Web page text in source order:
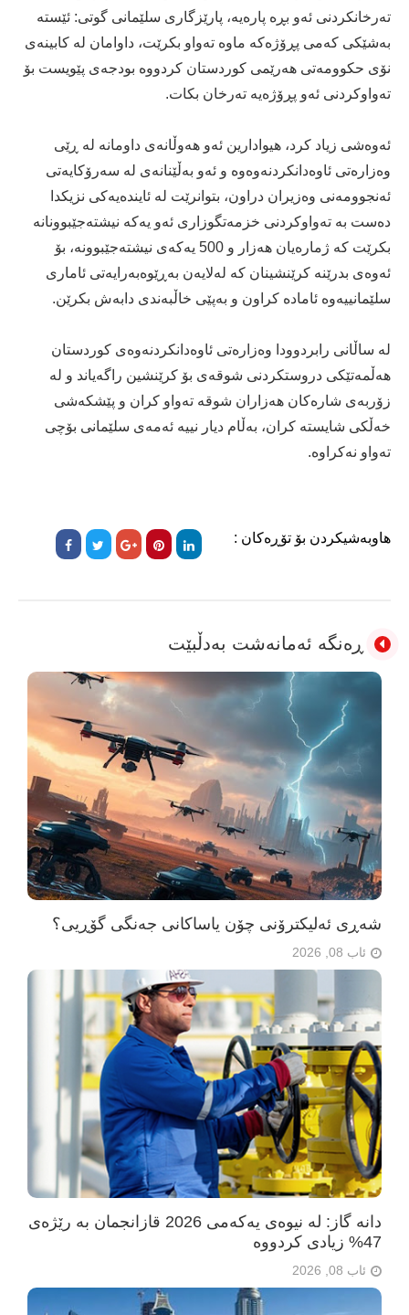
ته‌رخانكردنی ئه‌و بڕه‌ پاره‌یه‌، پارێزگاری سلێمانی گوتی: ئێسته‌
به‌شێكی كه‌می پڕۆژه‌كه‌ ماوه‌ ته‌واو بكرێت، داوامان له‌ كابینه‌ی
نۆی حكوومه‌تی هه‌رێمی كوردستان كردووه‌ بودجه‌ی پێویست بۆ
ته‌واوكردنی ئه‌و پڕۆژه‌یه‌ ته‌رخان بكات.
ئه‌وه‌شی زیاد كرد، هیوادارین ئه‌و هه‌وڵانه‌ی داومانه‌ له‌ ڕێی
وه‌زاره‌تی ئاوه‌دانكردنه‌وه‌وه‌ و ئه‌و به‌ڵێنانه‌ی له‌ سه‌رۆكایه‌تی
ئه‌نجوومه‌نی وه‌زیران دراون، بتوانرێت له‌ ئاینده‌یه‌كی نزیكدا
ده‌ست به‌ ته‌واوكردنی خزمه‌تگوزاری ئه‌و یه‌كه‌ نیشته‌جێبوونانه‌
بكرێت كه‌ ژماره‌یان هه‌زار و 500 یه‌كه‌ی نیشته‌جێبوونه‌، بۆ
ئه‌وه‌ی بدرێنه‌ كرێنشینان كه‌ له‌لایه‌ن به‌ڕێوه‌به‌رایه‌تی ئاماری
سلێمانییه‌وه‌ ئاماده‌ كراون و به‌پێی خاڵبه‌ندی دابه‌ش بكرێن.
له‌ ساڵانی رابردوودا وه‌زاره‌تی ئاوه‌دانكردنه‌وه‌ی كوردستان
هه‌ڵمه‌تێكی دروستكردنی شوقه‌ی بۆ كرێنشین راگه‌یاند و له‌
زۆربه‌ی شاره‌كان هه‌زاران شوقه‌ ته‌واو كران و پێشكه‌شی
خه‌ڵكی شایسته‌ كران، به‌ڵام دیار نییه‌ ئه‌مه‌ی سلێمانی بۆچی
ته‌واو نه‌كراوه‌.
هاوبەشیکردن بۆ تۆڕەکان :
ڕەنگە ئەمانەشت بەدڵبێت
شەڕی ئەلیکترۆنی چۆن یاساکانی جەنگی گۆڕیی؟
ئاب 08, 2026
دانە گاز: لە نیوەی یەکەمی 2026 قازانجمان بە رێژەی
47% زیادی کردووە
ئاب 08, 2026